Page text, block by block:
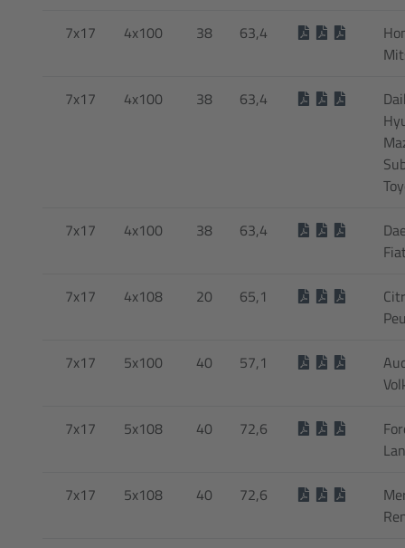
7x17 4x100 38 63,4
7x17 4x100 38 63,4
7x17 4x100 38 63,4
7x17 4x108 20 65,1
7x17 5x100 40 57,1
7x17 5x108 40 72,6
7x17 5x108 40 72,6